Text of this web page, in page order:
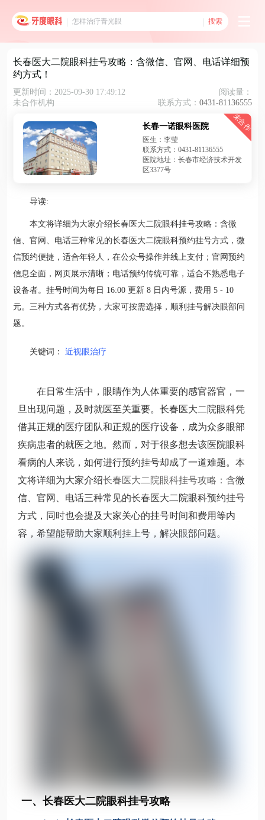
搜索
长春医大二院眼科挂号攻略：含微信、官网、电话详细预
约方式！
更新时间：2025-09-30 17:49:12
阅读量：
未合作机构
联系方式： 0431-81136555
未合作
长春一诺眼科医院
医生：李莹
联系方式：0431-81136555
医院地址：长春市经济技术开发
区3377号
导读:
本文将详细为大家介绍长春医大二院眼科挂号攻略：含微
信、官网、电话三种常见的长春医大二院眼科预约挂号方式，微
信预约便捷，适合年轻人，在公众号操作并线上支付；官网预约
信息全面，网页展示清晰；电话预约传统可靠，适合不熟悉电子
设备者。挂号时间为每日 16:00 更新 8 日内号源，费用 5 - 10
元。三种方式各有优势，大家可按需选择，顺利挂号解决眼部问
题。
关键词： 近视眼治疗
在日常生活中，眼睛作为人体重要的感官器官，一
旦出现问题，及时就医至关重要。长春医大二院眼科凭
借其正规的医疗团队和正规的医疗设备，成为众多眼部
疾病患者的就医之地。然而，对于很多想去该医院眼科
看病的人来说，如何进行预约挂号却成了一道难题。本
文将详细为大家介绍长春医大二院眼科挂号攻略：含微
信、官网、电话三种常见的长春医大二院眼科预约挂号
方式，同时也会提及大家关心的挂号时间和费用等内
容，希望能帮助大家顺利挂上号，解决眼部问题。
一、长春医大二院眼科挂号攻略